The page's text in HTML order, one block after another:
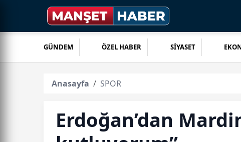
GÜNDEM ÖZEL HABER SİYASET
Anasayfa SPOR
Erdoğan’dan